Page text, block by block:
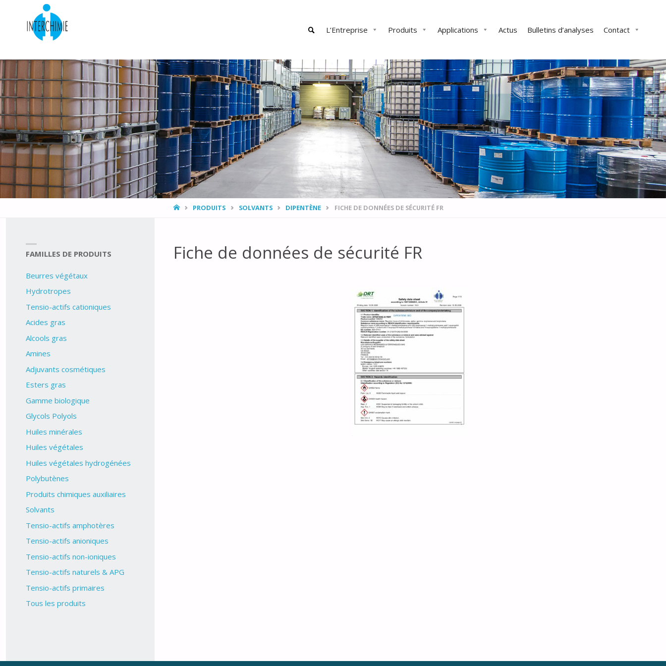
content
L’Entreprise Produits Applications Actus Bulletins d’analyses Contact
SEARCH
HOMEPRODUITS SOLVANTS DIPENTÈNE FICHE DE DONNÉES DE SÉCURITÉ FR
Fiche de données de sécurité FR
FAMILLES DE PRODUITS
Beurres végétaux
Hydrotropes
Tensio-actifs cationiques
Acides gras
Alcools gras
Amines
Adjuvants cosmétiques
Esters gras
Gamme biologique
Glycols Polyols
Huiles minérales
Huiles végétales
Huiles végétales hydrogénées
Polybutènes
Produits chimiques auxiliaires
Solvants
Tensio-actifs amphotères
Tensio-actifs anioniques
Tensio-actifs non-ioniques
Tensio-actifs naturels & APG
Tensio-actifs primaires
Tous les produits